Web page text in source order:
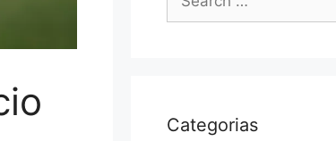
for:
Categorias